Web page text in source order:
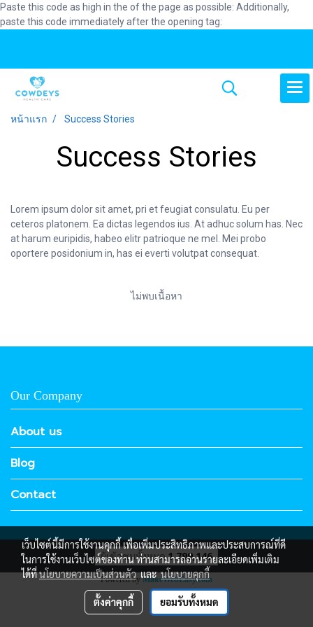
Paste this code as high in the of the page as possible: Additionally,
paste this code immediately after the opening tag:
หน้าแรก Success Stories
Success Stories
Lorem ipsum dolor sit amet, pri et feugiat consulatu. Eu per
ceteros platonem. Ea dictas legendos ius. At adhuc solum has. Nec
at harum euripidis, habeo elitr patrioque ne mel. Mei probo
oportere posidonium in, has ei everti volutpat consequat.
ไม่พบเนื้อหา
Our Company
About us
Blog
Contact
ผู้เข้าชมทั้งหมด 1,799,146
Powered byMakeWebEasy.com
เว็บไซต์นี้มีการใช้งานคุกกี้ เพื่อเพิ่มประสิทธิภาพและประสบการณ์ที่ดี
ในการใช้งานเว็บไซต์ของท่าน ท่านสามารถอ่านรายละเอียดเพิ่มเติม
ได้ที่นโยบายความเป็นส่วนตัวและนโยบายคุกกี้
ตั้งค่าคุกกี้ ยอมรับทั้งหมด